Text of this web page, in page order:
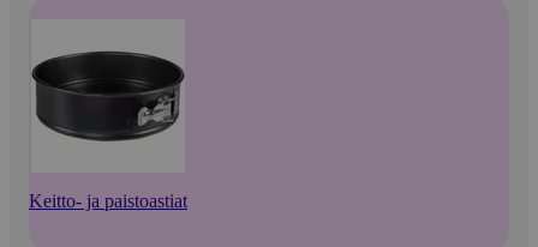
Keitto- ja paistoastiat